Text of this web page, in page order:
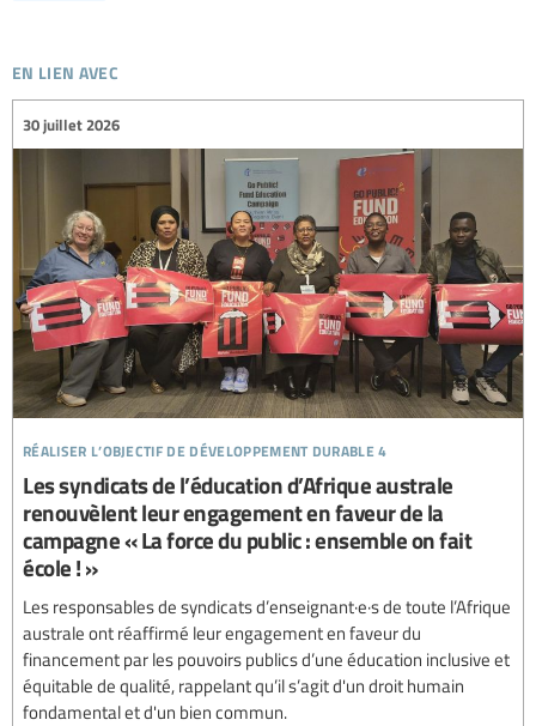
en lien avec
réaliser l’objectif de développement durable 4
30 juillet 2026
Les syndicats de l’éducation d’Afrique australe
renouvèlent leur engagement en faveur de la
campagne « La force du public : ensemble on fait
école ! »
Les responsables de syndicats d’enseignant·e·s de toute l’Afrique
australe ont réaffirmé leur engagement en faveur du
financement par les pouvoirs publics d’une éducation inclusive et
équitable de qualité, rappelant qu’il s’agit d'un droit humain
fondamental et d'un bien commun.